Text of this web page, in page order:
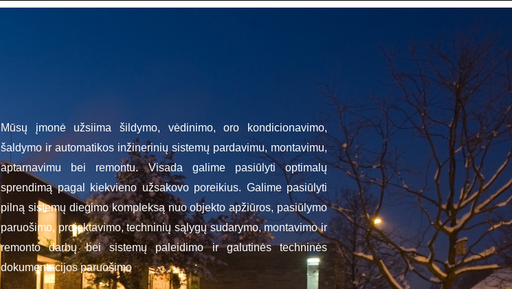
Mūsų įmonė užsiima šildymo, vėdinimo, oro kondicionavimo,
šaldymo ir automatikos inžinerinių sistemų pardavimu, montavimu,
aptarnavimu bei remontu. Visada galime pasiūlyti optimalų
sprendimą pagal kiekvieno užsakovo poreikius. Galime pasiūlyti
pilną sistemų diegimo kompleksą nuo objekto apžiūros, pasiūlymo
paruošimo, projektavimo, techninių sąlygų sudarymo, montavimo ir
remonto darbų bei sistemų paleidimo ir galutinės techninės
dokumentacijos paruošimo